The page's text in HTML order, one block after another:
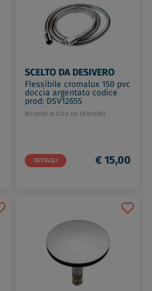
SCELTO DA DESIVERO
Flessibile cromalux 150 pvc
doccia argentato codice
prod: DSV12655
RICAMBI SCELTO DA DESIVERO
DETTAGLI € 15,00